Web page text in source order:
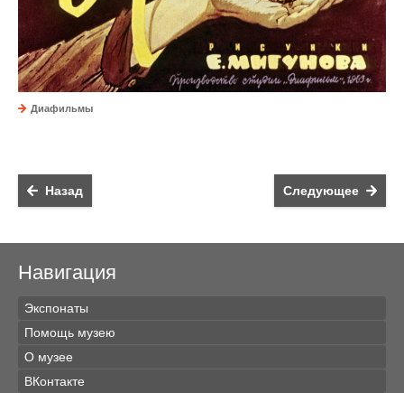
Диафильмы
Назад Следующее
Навигация
Экспонаты
Помощь музею
О музее
ВКонтакте